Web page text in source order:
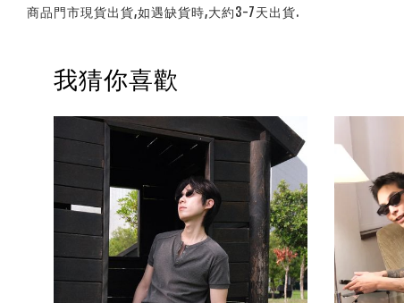
商品門市現貨出貨,如遇缺貨時,大約3-7天出貨.
我猜你喜歡